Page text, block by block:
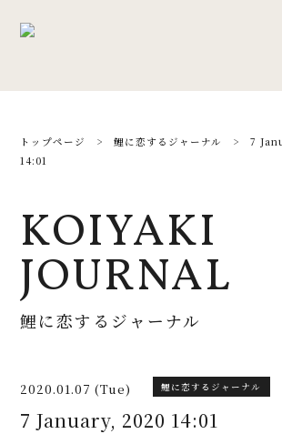
トップページ >鯉に恋するジャーナル >7
14:01
KOIYAKI
JOURNAL
鯉に恋するジャーナル
2020.01.07 (Tue) 鯉に恋するジャーナル
7 January, 2020 14:01